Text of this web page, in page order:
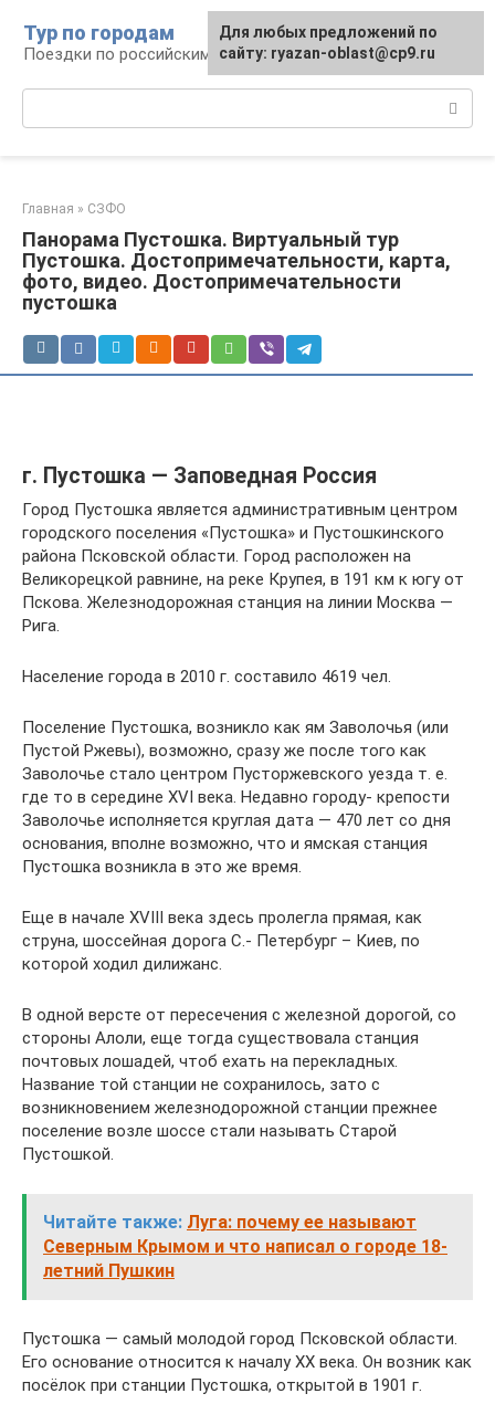
контенту
Тур по городам
Поездки по российским городам
Главная » СЗФО
Панорама Пустошка. Виртуальный тур
Пустошка. Достопримечательности, карта,
фото, видео. Достопримечательности
пустошка
г. Пустошка — Заповедная Россия
Город Пустошка является административным центром
городского поселения «Пустошка» и Пустошкинского
района Псковской области. Город расположен на
Великорецкой равнине, на реке Крупея, в 191 км к югу от
Пскова. Железнодорожная станция на линии Москва —
Рига.
Население города в 2010 г. составило 4619 чел.
Поселение Пустошка, возникло как ям Заволочья (или
Пустой Ржевы), возможно, сразу же после того как
Заволочье стало центром Пусторжевского уезда т. е.
где то в середине XVI века. Недавно городу- крепости
Заволочье исполняется круглая дата — 470 лет со дня
основания, вполне возможно, что и ямская станция
Пустошка возникла в это же время.
Еще в начале XVIII века здесь пролегла прямая, как
струна, шоссейная дорога С.- Петербург – Киев, по
которой ходил дилижанс.
В одной версте от пересечения с железной дорогой, со
стороны Алоли, еще тогда существовала станция
почтовых лошадей, чтоб ехать на перекладных.
Название той станции не сохранилось, зато с
возникновением железнодорожной станции прежнее
поселение возле шоссе стали называть Старой
Пустошкой.
Читайте также: Луга: почему ее называют
Северным Крымом и что написал о городе 18-
летний Пушкин
Пустошка — самый молодой город Псковской области.
Его основание относится к началу XX века. Он возник как
посёлок при станции Пустошка, открытой в 1901 г.
Для любых предложений по
сайту: ryazan-oblast@cp9.ru